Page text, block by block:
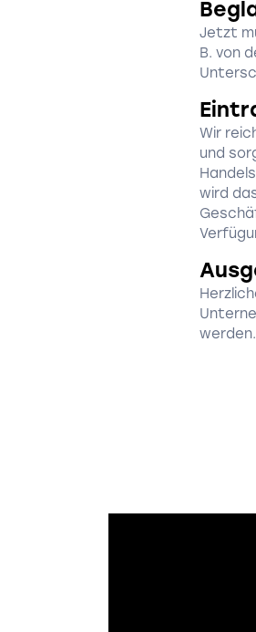
Jetzt
B. von
Wir
und
wird
werden.